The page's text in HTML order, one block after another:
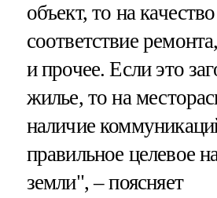
объект, то на
соответствие
и прочее. Если это
жилье, то на
наличие
правильное целевое
земли", – поясняет